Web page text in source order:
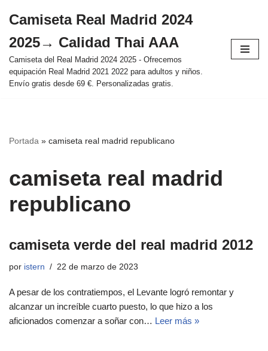
al
contenido
Camiseta Real Madrid 2024
2025→ Calidad Thai AAA
Camiseta del Real Madrid 2024 2025 - Ofrecemos
equipación Real Madrid 2021 2022 para adultos y niños.
Envío gratis desde 69 €. Personalizadas gratis.
Portada » camiseta real madrid republicano
camiseta real madrid
republicano
camiseta verde del real madrid 2012
por istern 22 de marzo de 2023
A pesar de los contratiempos, el Levante logró remontar y
alcanzar un increíble cuarto puesto, lo que hizo a los
aficionados comenzar a soñar con… Leer más »